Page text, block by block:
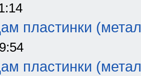
пластинки
пластинки